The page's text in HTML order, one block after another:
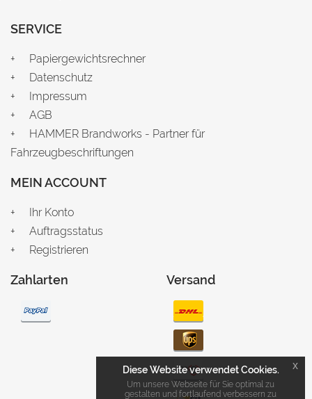
SERVICE
Papiergewichtsrechner
Datenschutz
Impressum
AGB
HAMMER Brandworks - Partner für
Fahrzeugbeschriftungen
MEIN ACCOUNT
Ihr Konto
Auftragsstatus
Registrieren
Zahlarten Versand
Diese Website verwendet Cookies.
Um unsere Webseite für Sie optimal zu
gestalten und fortlaufend verbessern zu
x